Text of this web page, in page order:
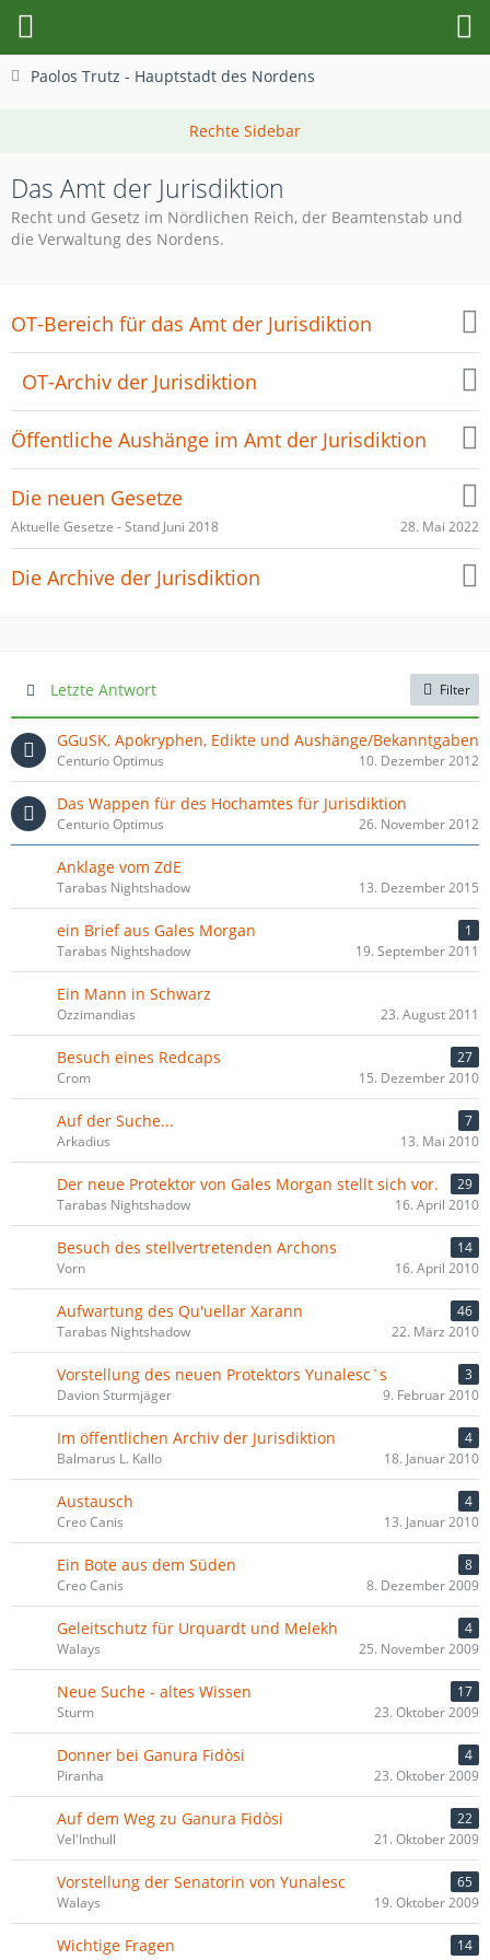
Paolos Trutz - Hauptstadt des Nordens
Das Amt der Jurisdiktion
Recht und Gesetz im Nördlichen Reich, der Beamtenstab und
die Verwaltung des Nordens.
OT-Bereich für das Amt der Jurisdiktion
OT-Archiv der Jurisdiktion
Öffentliche Aushänge im Amt der Jurisdiktion
Die neuen Gesetze
Aktuelle Gesetze - Stand Juni 2018 28. Mai 2022
Die Archive der Jurisdiktion
Letzte Antwort Filter
GGuSK, Apokryphen, Edikte und Aushänge/Bekanntgaben
Centurio Optimus 10. Dezember 2012
Das Wappen für des Hochamtes für Jurisdiktion
Centurio Optimus 26. November 2012
Anklage vom ZdE
Tarabas Nightshadow 13. Dezember 2015
ein Brief aus Gales Morgan
1
Tarabas Nightshadow
19. September 2011
Ein Mann in Schwarz
Ozzimandias 23. August 2011
Besuch eines Redcaps
27
Crom
15. Dezember 2010
Auf der Suche...
7
Arkadius
13. Mai 2010
Der neue Protektor von Gales Morgan stellt sich vor.
29
Tarabas Nightshadow
16. April 2010
Besuch des stellvertretenden Archons
14
Vorn
16. April 2010
Aufwartung des Qu'uellar Xarann
46
Tarabas Nightshadow
22. März 2010
Vorstellung des neuen Protektors Yunalesc`s
3
Davion Sturmjäger
9. Februar 2010
Im öffentlichen Archiv der Jurisdiktion
4
Balmarus L. Kallo
18. Januar 2010
Austausch
4
Creo Canis
13. Januar 2010
Ein Bote aus dem Süden
8
Creo Canis
8. Dezember 2009
Geleitschutz für Urquardt und Melekh
4
Walays
25. November 2009
Neue Suche - altes Wissen
17
Sturm
23. Oktober 2009
Donner bei Ganura Fidòsi
4
Piranha
23. Oktober 2009
Auf dem Weg zu Ganura Fidòsi
22
Vel'Inthull
21. Oktober 2009
Vorstellung der Senatorin von Yunalesc
65
Walays
19. Oktober 2009
Wichtige Fragen
14